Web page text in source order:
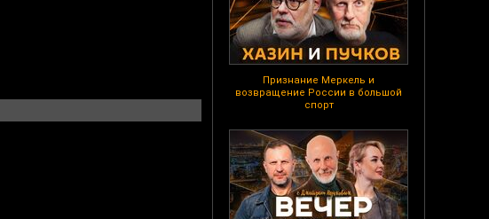
Признание Меркель и
возвращение России в большой
спорт